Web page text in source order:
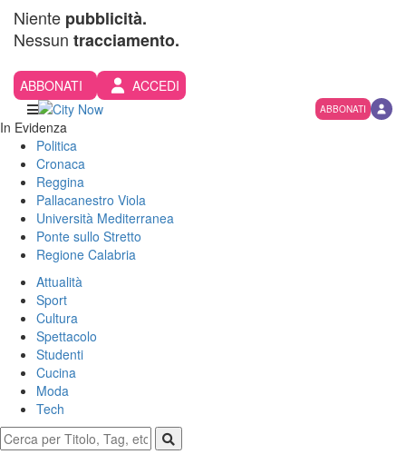
Niente pubblicità.
Nessun tracciamento.
ABBONATI ACCEDI
ABBONATI
In Evidenza
Politica
Cronaca
Reggina
Pallacanestro Viola
Università Mediterranea
Ponte sullo Stretto
Regione Calabria
Attualità
Sport
Cultura
Spettacolo
Studenti
Cucina
Moda
Tech